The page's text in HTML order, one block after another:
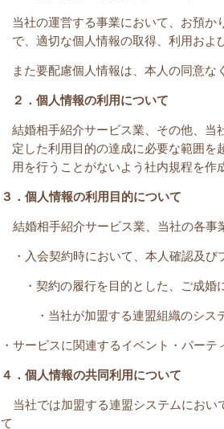
当社の運営する事業において、お預か
で、適切な個人情報の取得、利用およ
また要配慮個人情報は、本人の同意な
２．個人情報の利用について
結婚相手紹介サービス業、その他、当
定した利用目的の達成に必要な範囲を
用を行うことがないよう社内規程を作
３．個人情報の利用目的について
結婚相手紹介サービス業、当社の各事
・入会契約時において、本人確認及び
・契約の履行を目的とした、ご成
・当社が加盟する連盟組織のシス
・サービスに関連するイベント・パーテ
４．個人情報の共同利用について
当社では加盟する連盟システムにおい
て